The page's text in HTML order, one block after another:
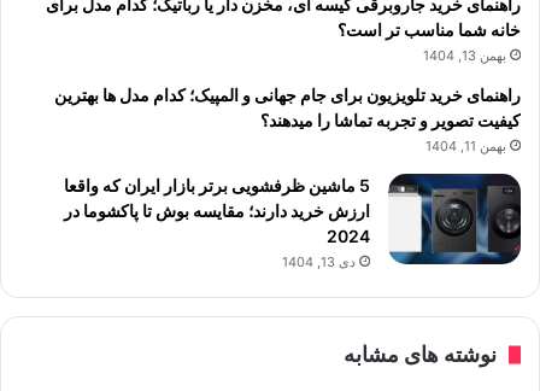
خانه شما مناسب تر است؟
بهمن 13, 1404
راهنمای خرید تلویزیون برای جام جهانی و المپیک؛ کدام مدل ها بهترین
کیفیت تصویر و تجربه تماشا را میدهند؟
بهمن 11, 1404
5 ماشین ظرفشویی برتر بازار ایران که واقعا
ارزش خرید دارند؛ مقایسه بوش تا پاکشوما در
2024
دی 13, 1404
نوشته های مشابه